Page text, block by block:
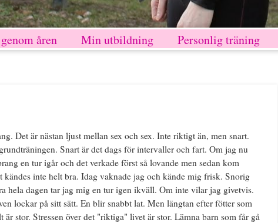
åren Min utbildning Personlig träning
Det är nästan ljust mellan sex och sex. Inte riktigt än, men snart.
Snart är det dags för intervaller och fart. Om jag nu
en tur igår och det verkade först så lovande men sedan kom
kändes inte helt bra. Idag vaknade jag och kände mig frisk. Snorig
hela dagen tar jag mig en tur igen ikväll. Om inte vilar jag givetvis.
lockar på sitt sätt. En blir snabbt lat. Men längtan efter fötter som
stor. Stressen över det "riktiga" livet är stor. Lämna barn som får gå